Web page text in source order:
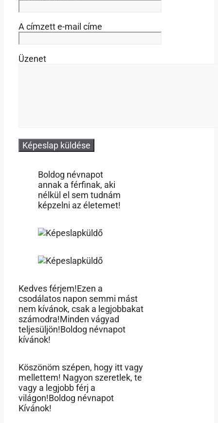
A címzett e-mail címe
Üzenet
Boldog névnapot
annak a férfinak, aki
nélkül el sem tudnám
képzelni az életemet!
Kedves férjem!Ezen a
csodálatos napon semmi mást
nem kívánok, csak a legjobbakat
számodra!Minden vágyad
teljesüljön!Boldog névnapot
kívánok!
Köszönöm szépen, hogy itt vagy
mellettem! Nagyon szeretlek, te
vagy a legjobb férj a
világon!Boldog névnapot
Kívánok!